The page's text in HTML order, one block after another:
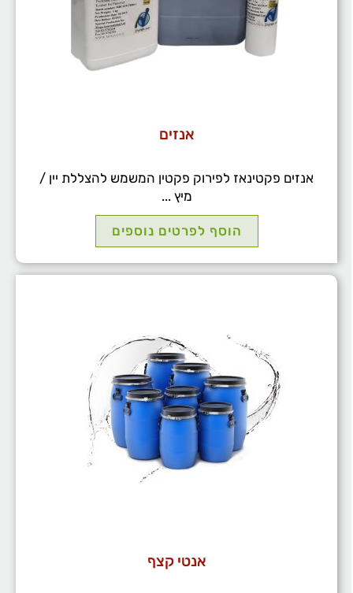
אנזים
אנזים פקטינאז לפירוק פקטין המשמש להצללת יין /
מיץ ...
הוסף לפרטים נוספים
אנטי קצף